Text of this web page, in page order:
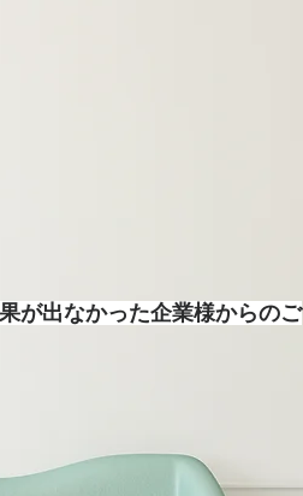
が出なかった企業様からの​ご